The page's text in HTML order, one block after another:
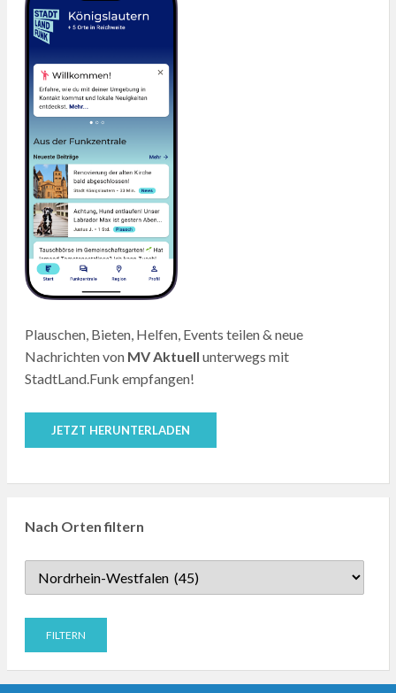
Plauschen, Bieten, Helfen, Events teilen & neue
Nachrichten von MV Aktuell unterwegs mit
StadtLand.Funk empfangen!
JETZT HERUNTERLADEN
Nach Orten filtern